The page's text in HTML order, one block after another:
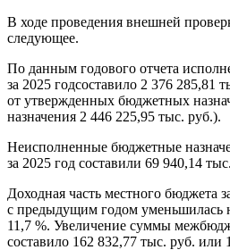
В ходе проведения внешней
следующее.
По данным годового отчета
за 2025 годсоставило 2 376 285,81
от утвержденных бюджетных
назначения 2 446 225,95 тыс. руб.).
Неисполненные бюджетные
за 2025 год составили 69 940,14
Доходная часть местного бюджета
с предыдущим годом уменьшилась
11,7 %. Увеличение суммы
составило 162 832,77 тыс. руб. или